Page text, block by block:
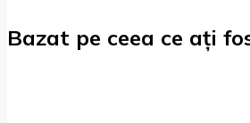
Bazat pe ceea ce ați